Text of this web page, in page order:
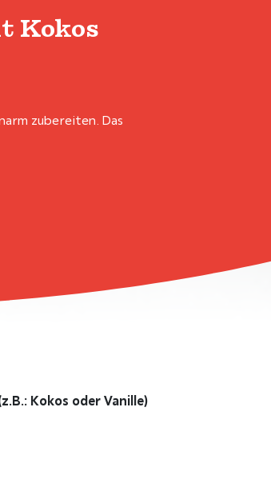
Kokos
zubereiten. Das
Kokos oder Vanille)